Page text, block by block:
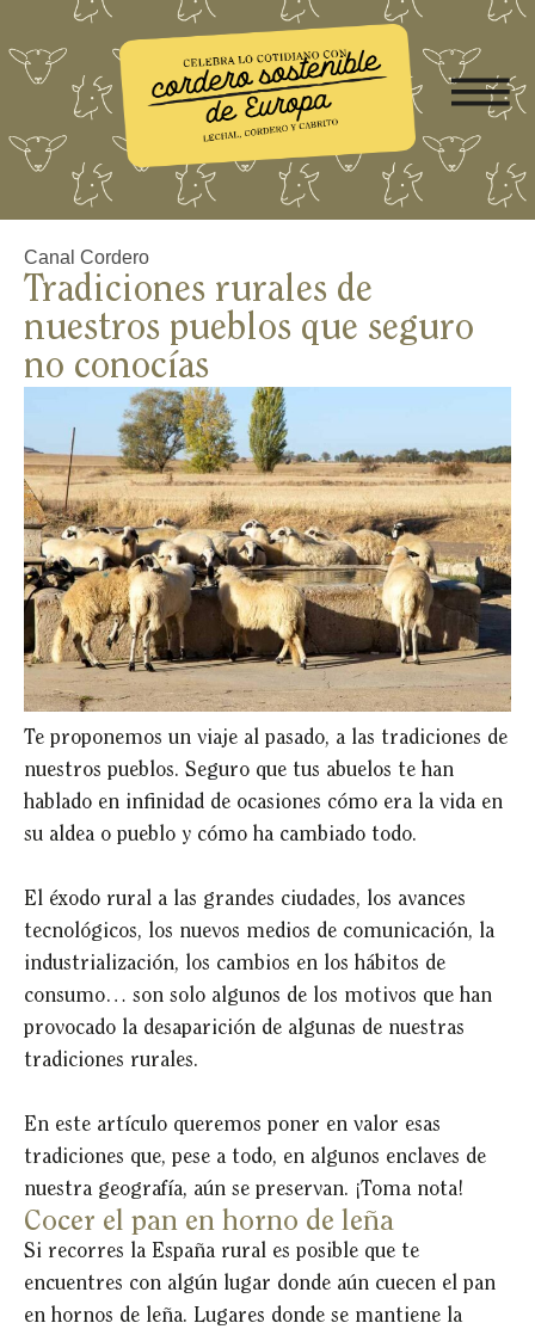
Canal Cordero
Tradiciones rurales de
nuestros pueblos que seguro
no conocías
Te proponemos un viaje al pasado, a las tradiciones de
nuestros pueblos. Seguro que tus abuelos te han
hablado en infinidad de ocasiones cómo era la vida en
su aldea o pueblo y cómo ha cambiado todo.
El éxodo rural a las grandes ciudades, los avances
tecnológicos, los nuevos medios de comunicación, la
industrialización, los cambios en los hábitos de
consumo… son solo algunos de los motivos que han
provocado la desaparición de algunas de nuestras
tradiciones rurales.
En este artículo queremos poner en valor esas
tradiciones que, pese a todo, en algunos enclaves de
nuestra geografía, aún se preservan. ¡Toma nota!
Cocer el pan en horno de leña
Si recorres la España rural es posible que te
encuentres con algún lugar donde aún cuecen el pan
en hornos de leña. Lugares donde se mantiene la